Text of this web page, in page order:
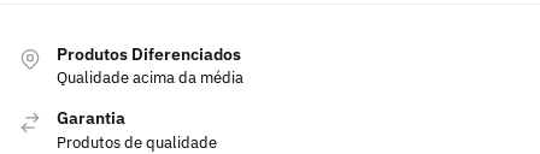
Produtos Diferenciados
Qualidade acima da média
Garantia
Produtos de qualidade